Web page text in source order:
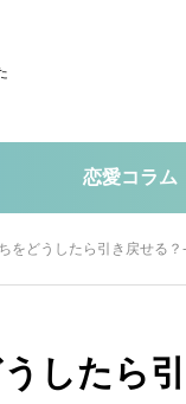
恋愛コラム
をどうしたら引き戻せる
したら